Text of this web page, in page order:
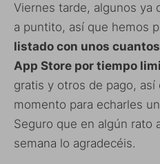
Viernes tarde, algunos ya
a puntito, así que hemos
listado con unos
App Store por tiempo
gratis y otros de pago, así
momento para echarles
Seguro que en algún rato
semana lo agradecéis.